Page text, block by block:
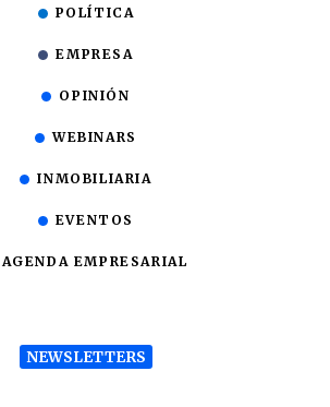
POLÍTICA
EMPRESA
OPINIÓN
WEBINARS
INMOBILIARIA
EVENTOS
AGENDA EMPRESARIAL
NEWSLETTERS